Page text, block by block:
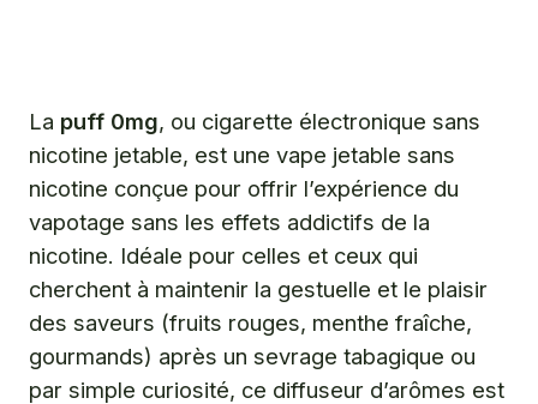
autour de la puff 0mg ?
Comment choisir la meilleure puff 0mg et où l’acheter en
toute confiance ?
Aller plus loin avec Green and Vape : Nos guides et
comparatifs sur la vape sans nicotine
Questions fréquentes
La puff 0mg, ou cigarette électronique sans
nicotine jetable, est une vape jetable sans
nicotine conçue pour offrir l’expérience du
vapotage sans les effets addictifs de la
nicotine. Idéale pour celles et ceux qui
cherchent à maintenir la gestuelle et le plaisir
des saveurs (fruits rouges, menthe fraîche,
gourmands) après un sevrage tabagique ou
par simple curiosité, ce diffuseur d’arômes est